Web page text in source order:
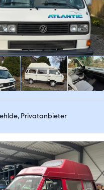
Privatanbieter